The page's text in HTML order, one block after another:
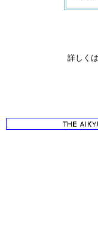
詳しく